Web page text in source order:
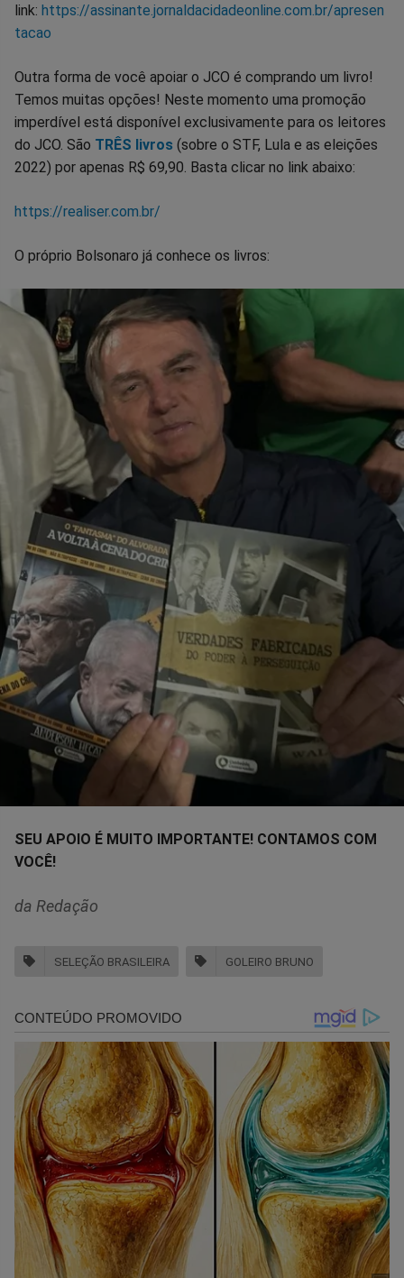
link: https://assinante.jornaldacidadeonline.com.br/apresen
tacao
Outra forma de você apoiar o JCO é comprando um livro!
Temos muitas opções! Neste momento uma promoção
imperdível está disponível exclusivamente para os leitores
do JCO. São TRÊS livros (sobre o STF, Lula e as eleições
2022) por apenas R$ 69,90. Basta clicar no link abaixo:
https://realiser.com.br/
O próprio Bolsonaro já conhece os livros:
SEU APOIO É MUITO IMPORTANTE! CONTAMOS COM
VOCÊ!
da Redação
SELEÇÃO BRASILEIRA GOLEIRO BRUNO